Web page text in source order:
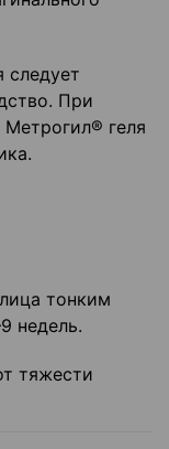
следует
При
геля
тонким
недель.
тяжести